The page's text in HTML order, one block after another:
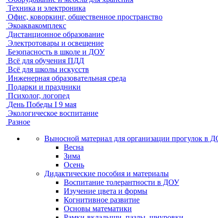
Техника и электроника
Офис, коворкинг, общественное пространство
Экоаквакомплекс
Дистанционное образование
Электротовары и освещение
Безопасность в школе и ДОУ
Всё для обучения ПДД
Всё для школы искусств
Инженерная образовательная среда
Подарки и праздники
Психолог, логопед
День Победы I 9 мая
Экологическое воспитание
Разное
Выносной материал для организации прогулок в
Весна
Зима
Осень
Дидактические пособия и материалы
Воспитание толерантности в ДОУ
Изучение цвета и формы
Когнитивное развитие
Основы математики